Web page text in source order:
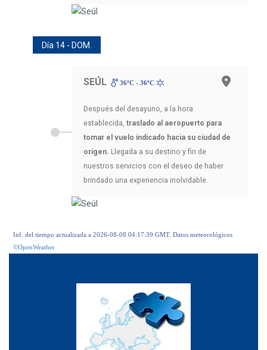
Día 14 - DOM.
SEÚL 36ºC - 36ºC
Después del desayuno, a la hora
establecida, traslado al aeropuerto para
tomar el vuelo indicado hacia su ciudad de
origen. Llegada a su destino y fin de
nuestros servicios con el deseo de haber
brindado una experiencia inolvidable.
Inf. del tiempo actualizada a 2026-08-08 04:17:39 GMT. Datos meteorológicos
©OpenWeather